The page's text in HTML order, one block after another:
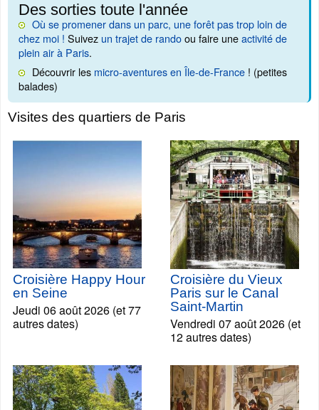
Des sorties toute l'année
Où se promener dans un parc, une forêt pas trop loin de
chez moi ! Suivez un trajet de randoou faire uneactivité de
plein air à Paris.
Découvrir les micro-aventures en Île-de-France ! (petites
balades)
Visites des quartiers de Paris
Croisière Happy Hour
en Seine
Jeudi 06 août 2026 (et 77
autres dates)
Croisière du Vieux
Paris sur le Canal
Saint-Martin
Vendredi 07 août 2026 (et
12 autres dates)